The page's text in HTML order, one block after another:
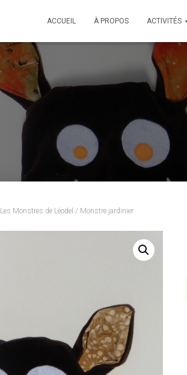
ACCUEIL À PROPOS ACTIVITÉS
Les Monstres de Léodel / Monstre jardinier